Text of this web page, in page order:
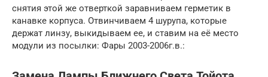
снятия этой же отверткой заравниваем герметик в
канавке корпуса. Отвинчиваем 4 шурупа, которые
держат линзу, выкидываем ее, и ставим на её место
модули из посылки: Фары 2003-2006г.в.: